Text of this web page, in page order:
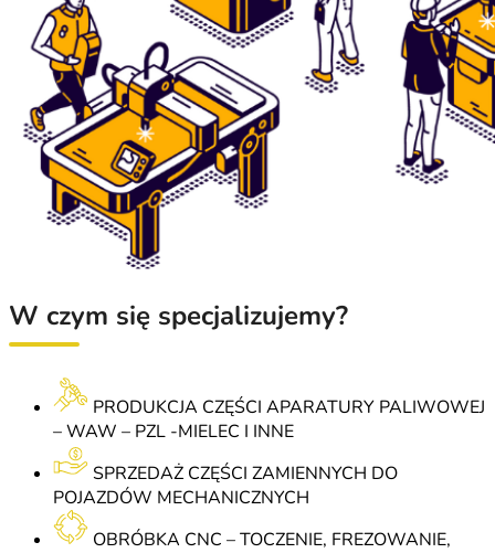
W czym się specjalizujemy?
PRODUKCJA CZĘŚCI APARATURY PALIWOWEJ
– WAW – PZL -MIELEC I INNE
SPRZEDAŻ CZĘŚCI ZAMIENNYCH DO
POJAZDÓW MECHANICZNYCH
OBRÓBKA CNC – TOCZENIE, FREZOWANIE,